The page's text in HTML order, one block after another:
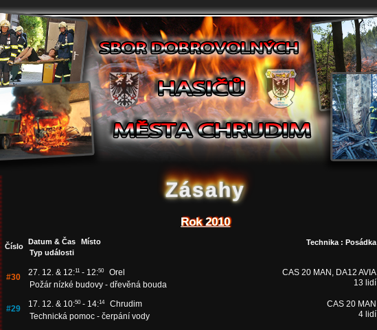
Zásahy
Rok 2010
Číslo
Datum & Čas Místo
Technika : Posádka
Typ události
#30 27. 12. & 12:11- 12:50 Orel
CAS 20 MAN, DA12 AVIA
13 lidí
Požár nízké budovy - dřevěná bouda
#29 17. 12. & 10:50- 14:14 Chrudim
CAS 20 MAN
4 lidí
Technická pomoc - čerpání vody